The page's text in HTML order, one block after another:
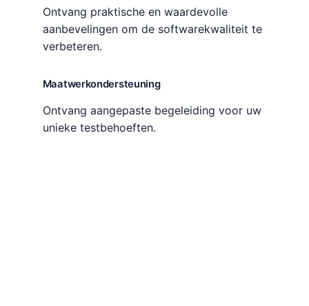
Ontvang praktische en waardevolle
aanbevelingen om de softwarekwaliteit te
verbeteren.
Maatwerkondersteuning
Ontvang aangepaste begeleiding voor uw
unieke testbehoeften.